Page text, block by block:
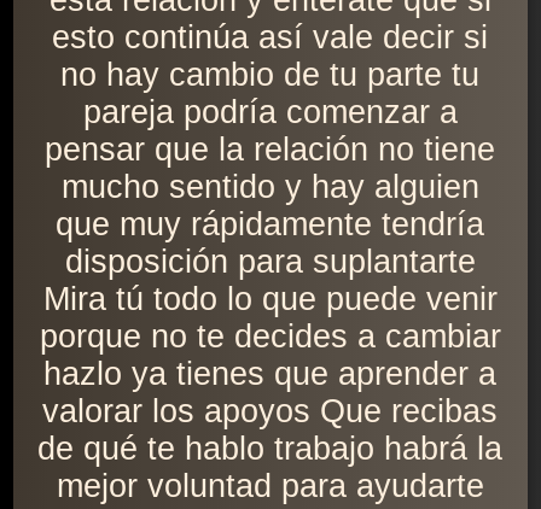
esto continúa así vale decir si
no hay cambio de tu parte tu
pareja podría comenzar a
pensar que la relación no tiene
mucho sentido y hay alguien
que muy rápidamente tendría
disposición para suplantarte
Mira tú todo lo que puede venir
porque no te decides a cambiar
hazlo ya tienes que aprender a
valorar los apoyos Que recibas
de qué te hablo trabajo habrá la
mejor voluntad para ayudarte